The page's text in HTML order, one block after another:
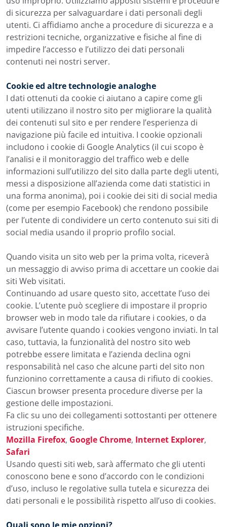
di sicurezza per salvaguardare i dati personali degli
utenti. Ci affidiamo anche a procedure di sicurezza e a
restrizioni tecniche, organizzative e fisiche al fine di
impedire l’accesso e l’utilizzo dei dati personali
contenuti nei nostri server.
Cookie ed altre technologie analoghe
I dati ottenuti da cookie ci aiutano a capire come gli
utenti utilizzano il nostro sito per migliorare la qualità
dei contenuti sul sito e per rendere l’esperienza di
navigazione più facile ed intuitiva. I cookie opzionali
includono i cookie di Google Analytics (il cui scopo è
l’analisi e il monitoraggio del traffico web e delle
informazioni sull’utilizzo del sito dalla parte degli utenti,
messi a disposizione all’azienda come dati statistici in
una forma anonima), poi i cookie dei siti di social media
(come per esempio Facebook) che rendono possibile
per l’utente di condividere un certo contenuto sui siti di
social media usando il proprio profilo social.
Quando visita un sito web per la prima volta, riceverà
un messaggio di avviso prima di accettare un cookie dai
siti Web visitati.
Continuando ad usare questo sito, accettate l’uso dei
cookie. L’utente può scegliere di impostare il proprio
browser web in modo tale da rifiutare i cookies, o da
avvisare l’utente quando i cookies vengono inviati. In tal
caso, tuttavia, la funzionalità del nostro sito web
potrebbe essere limitata e l’azienda declina ogni
responsabilità nel caso che alcune parti del sito non
funzionino correttamente a causa di rifiuto di cookies.
Ciascun browser presenta procedure diverse per la
gestione delle impostazioni.
Fa clic su uno dei collegamenti sottostanti per ottenere
istruzioni specifiche.
Mozilla Firefox, Google Chrome, Internet Explorer,
Safari
Usando questi siti web, sarà affermato che gli utenti
conoscono bene e sono d’accordo con le condizioni
d’uso, incluso le regolative sulla tutela e sicurezza dei
dati personali e le possibilità rispetto all’uso di cookies.